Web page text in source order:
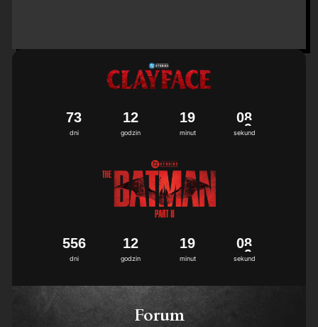
dni
73
godzin
12
minut
19
sekund
08
dni
556
godzin
12
minut
19
sekund
08
Forum